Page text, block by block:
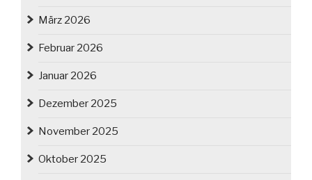
März 2026
Februar 2026
Januar 2026
Dezember 2025
November 2025
Oktober 2025